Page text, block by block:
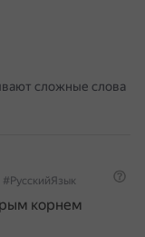
сложные слова
#РусскийЯзык
корнем